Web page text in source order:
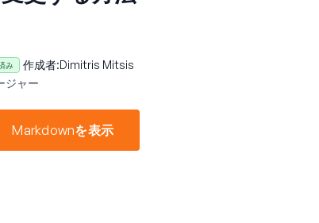
み 作成者:Dimitris Mitsis
ジャー
Markdownを表示